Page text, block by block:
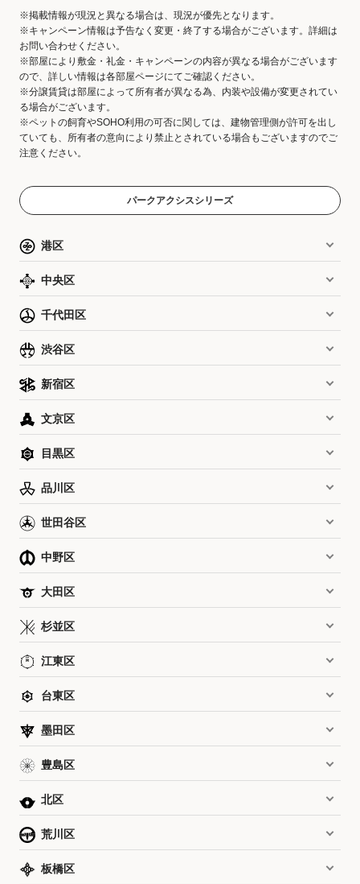
※掲載情報が現況と異なる場合は、現況が優先となります。
※キャンペーン情報は予告なく変更・終了する場合がございます。詳細は
お問い合わせください。
※部屋により敷金・礼金・キャンペーンの内容が異なる場合がございます
ので、詳しい情報は各部屋ページにてご確認ください。
※分譲賃貸は部屋によって所有者が異なる為、内装や設備が変更されてい
る場合がございます。
※ペットの飼育やSOHO利用の可否に関しては、建物管理側が許可を出し
ていても、所有者の意向により禁止とされている場合もございますのでご
注意ください。
パークアクシスシリーズ
港区
中央区
千代田区
渋谷区
新宿区
文京区
目黒区
品川区
世田谷区
中野区
大田区
杉並区
江東区
台東区
墨田区
豊島区
北区
荒川区
板橋区